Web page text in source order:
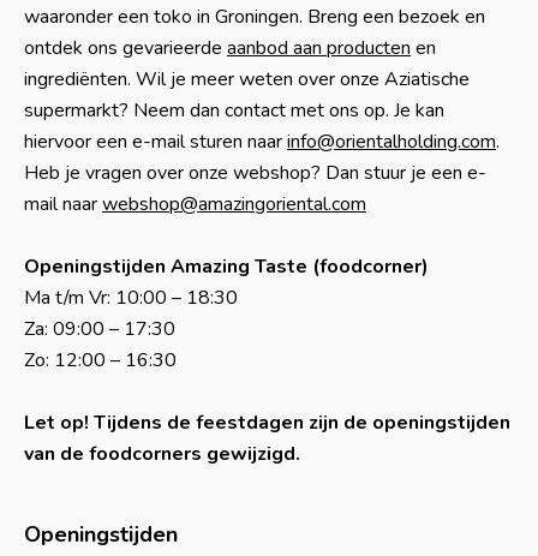
waaronder een toko in Groningen. Breng een bezoek en
ontdek ons gevarieerde aanbod aan producten en
ingrediënten. Wil je meer weten over onze Aziatische
supermarkt? Neem dan contact met ons op. Je kan
hiervoor een e-mail sturen naarinfo@orientalholding.com.
Heb je vragen over onze webshop? Dan stuur je een e-
mail naarwebshop@amazingoriental.com
Openingstijden Amazing Taste (foodcorner)
Ma t/m Vr: 10:00 – 18:30
Za: 09:00 – 17:30
Zo: 12:00 – 16:30
Let op! Tijdens de feestdagen zijn de openingstijden
van de foodcorners gewijzigd.
Openingstijden